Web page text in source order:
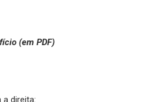
(em PDF)
direita: